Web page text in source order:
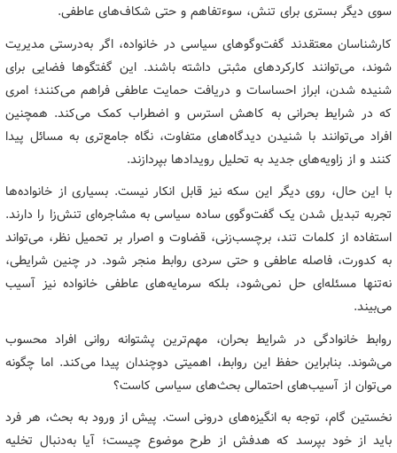
سوی دیگر بستری برای تنش، سوءتفاهم و حتی شکاف‌های عاطفی.
کارشناسان معتقدند گفت‌وگوهای سیاسی در خانواده، اگر به‌درستی مدیریت
شوند، می‌توانند کارکردهای مثبتی داشته باشند. این گفتگوها فضایی برای
شنیده شدن، ابراز احساسات و دریافت حمایت عاطفی فراهم می‌کنند؛ امری
که در شرایط بحرانی به کاهش استرس و اضطراب کمک می‌کند. همچنین
افراد می‌توانند با شنیدن دیدگاه‌های متفاوت، نگاه جامع‌تری به مسائل پیدا
کنند و از زاویه‌های جدید به تحلیل رویدادها بپردازند.
با این حال، روی دیگر این سکه نیز قابل انکار نیست. بسیاری از خانواده‌ها
تجربه تبدیل شدن یک گفت‌وگوی ساده سیاسی به مشاجره‌ای تنش‌زا را دارند.
استفاده از کلمات تند، برچسب‌زنی، قضاوت و اصرار بر تحمیل نظر، می‌تواند
به کدورت، فاصله عاطفی و حتی سردی روابط منجر شود. در چنین شرایطی،
نه‌تنها مسئله‌ای حل نمی‌شود، بلکه سرمایه‌های عاطفی خانواده نیز آسیب
می‌بیند.
روابط خانوادگی در شرایط بحران، مهم‌ترین پشتوانه روانی افراد محسوب
می‌شوند. بنابراین حفظ این روابط، اهمیتی دوچندان پیدا می‌کند. اما چگونه
می‌توان از آسیب‌های احتمالی بحث‌های سیاسی کاست؟
نخستین گام، توجه به انگیزه‌های درونی است. پیش از ورود به بحث، هر فرد
باید از خود بپرسد که هدفش از طرح موضوع چیست؛ آیا به‌دنبال تخلیه